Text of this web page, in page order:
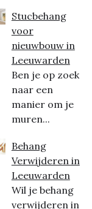
Stucbehang
voor
nieuwbouw in
Leeuwarden
Ben je op zoek
naar een
manier om je
muren...
Behang
Verwijderen in
Leeuwarden
Wil je behang
verwijderen in